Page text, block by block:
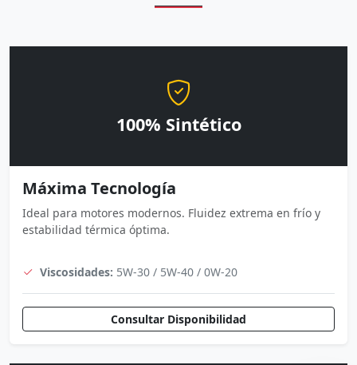
100% Sintético
Máxima Tecnología
Ideal para motores modernos. Fluidez extrema en frío y
estabilidad térmica óptima.
Viscosidades: 5W-30 / 5W-40 / 0W-20
Consultar Disponibilidad